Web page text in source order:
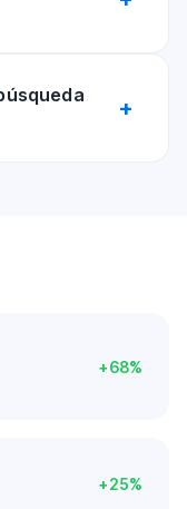
+68%
+25%